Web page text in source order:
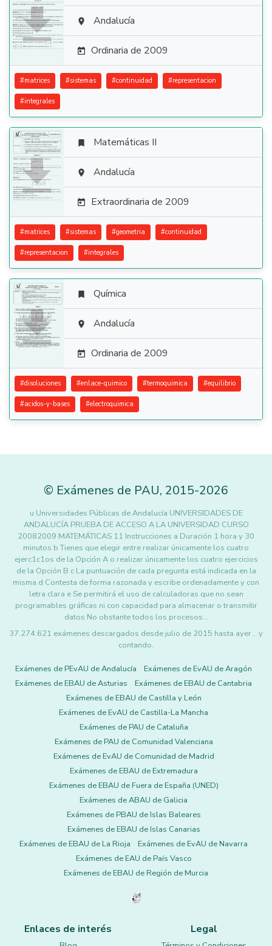
  Andalucía
 Ordinaria de 2009
#matrices #sistemas #continuidad #representacion
#integrales

 Matemáticas II
 Andalucía
 Extraordinaria de 2009
#matrices #sistemas #geometria #continuidad
#representacion #integrales

 Química
 Andalucía
 Ordinaria de 2009
#disoluciones #enlace-quimico #termoquimica #equilibrio
#acidos-y-bases #electroquimica
© Exámenes de PAU, 2015-2026
u Universidades Públicas de Andalucía UNIVERSIDADES DE
ANDALUCÍA PRUEBA DE ACCESO A LA UNIVERSIDAD CURSO
20082009 MATEMÁTICAS 11 Instrucciones a Duración 1 hora y 30
minutos b Tienes que elegir entre realizar únicamente los cuatro
ejerc1c1os de la Opción A o realizar únicamente los cuatro ejercicios
de la Opción B c La puntuación de cada pregunta está indicada en la
misma d Contesta de forma razonada y escribe ordenadamente y con
letra clara e Se permitirá el uso de calculadoras que no sean
programables gráficas ni con capacidad para almacenar o transmitir
datos No obstante todos los procesos…
37.274.621 exámenes descargados desde julio de 2015 hasta ayer... y
contando.
Exámenes de PEvAU de Andalucía
Exámenes de EvAU de Aragón
Exámenes de EBAU de Asturias
Exámenes de EBAU de Cantabria
Exámenes de EBAU de Castilla y León
Exámenes de EvAU de Castilla-La Mancha
Exámenes de PAU de Cataluña
Exámenes de PAU de Comunidad Valenciana
Exámenes de EvAU de Comunidad de Madrid
Exámenes de EBAU de Extremadura
Exámenes de EBAU de Fuera de España (UNED)
Exámenes de ABAU de Galicia
Exámenes de PBAU de Islas Baleares
Exámenes de EBAU de Islas Canarias
Exámenes de EBAU de La Rioja
Exámenes de EvAU de Navarra
Exámenes de EAU de País Vasco
Exámenes de EBAU de Región de Murcia
Enlaces de interés Legal